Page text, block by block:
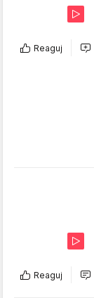
Reaguj
Reaguj